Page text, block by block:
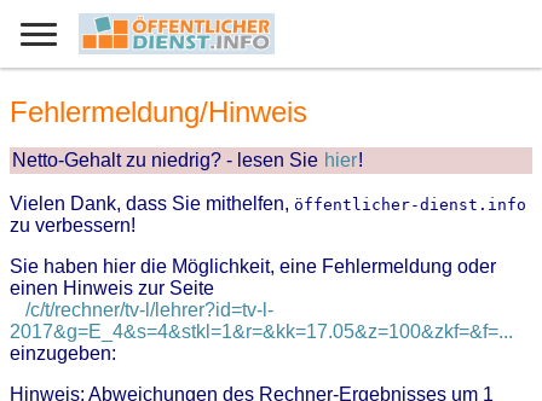
Fehlermeldung/Hinweis
Netto-Gehalt zu niedrig? - lesen Sie hier!
Vielen Dank, dass Sie mithelfen, öffentlicher-dienst.info
zu verbessern!
Sie haben hier die Möglichkeit, eine Fehlermeldung oder
einen Hinweis zur Seite
/c/t/rechner/tv-l/lehrer?id=tv-l-
2017&g=E_4&s=4&stkl=1&r=&kk=17.05&z=100&zkf=&f=...
einzugeben:
Hinweis: Abweichungen des Rechner-Ergebnisses um 1